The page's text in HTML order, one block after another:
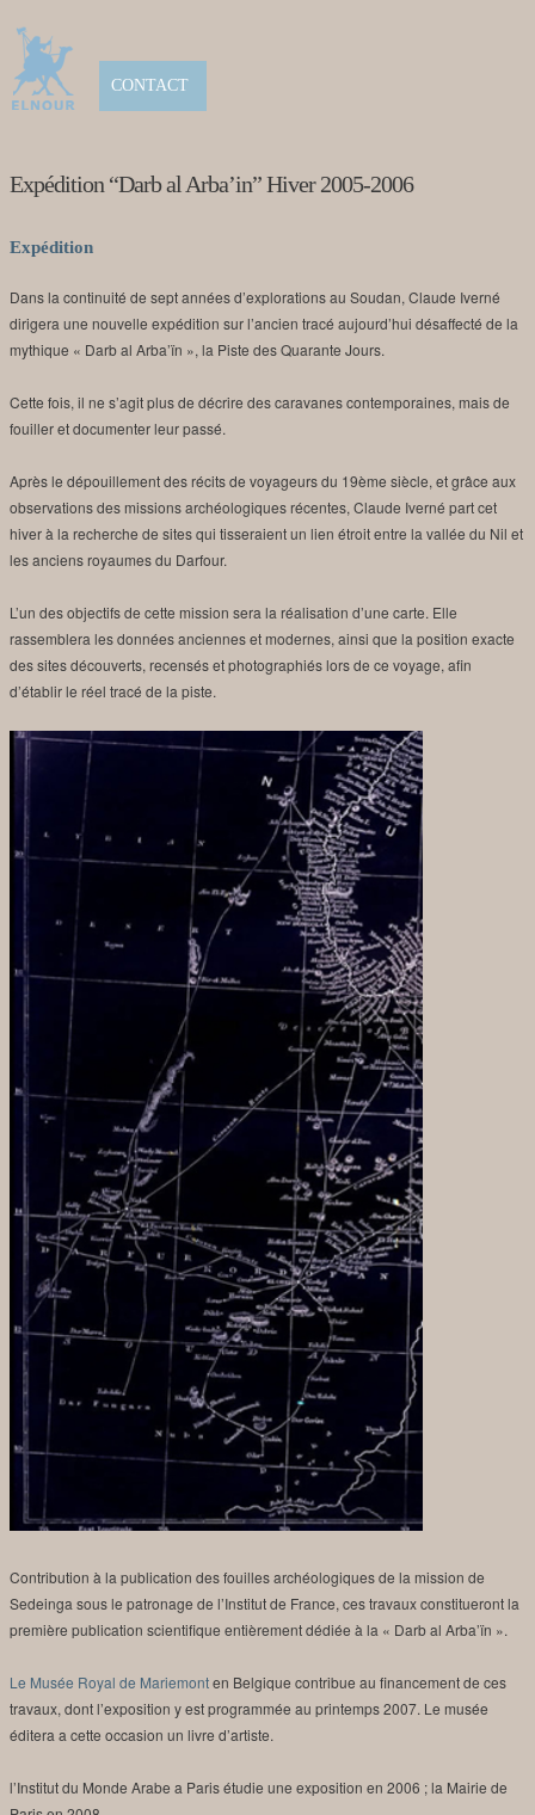
CONTACT
Expédition “Darb al Arba’in” Hiver 2005-2006
Expédition
Dans la continuité de sept années d’explorations au Soudan, Claude Iverné
dirigera une nouvelle expédition sur l’ancien tracé aujourd’hui désaffecté de la
mythique « Darb al Arba’ïn », la Piste des Quarante Jours.
Cette fois, il ne s’agit plus de décrire des caravanes contemporaines, mais de
fouiller et documenter leur passé.
Après le dépouillement des récits de voyageurs du 19ème siècle, et grâce aux
observations des missions archéologiques récentes, Claude Iverné part cet
hiver à la recherche de sites qui tisseraient un lien étroit entre la vallée du Nil et
les anciens royaumes du Darfour.
L’un des objectifs de cette mission sera la réalisation d’une carte. Elle
rassemblera les données anciennes et modernes, ainsi que la position exacte
des sites découverts, recensés et photographiés lors de ce voyage, afin
d’établir le réel tracé de la piste.
Contribution à la publication des fouilles archéologiques de la mission de
Sedeinga sous le patronage de l’Institut de France, ces travaux constitueront la
première publication scientifique entièrement dédiée à la « Darb al Arba’ïn ».
Le Musée Royal de Mariemonten Belgique contribue au financement de ces
travaux, dont l’exposition y est programmée au printemps 2007. Le musée
éditera a cette occasion un livre d’artiste.
l’Institut du Monde Arabe a Paris étudie une exposition en 2006 ; la Mairie de